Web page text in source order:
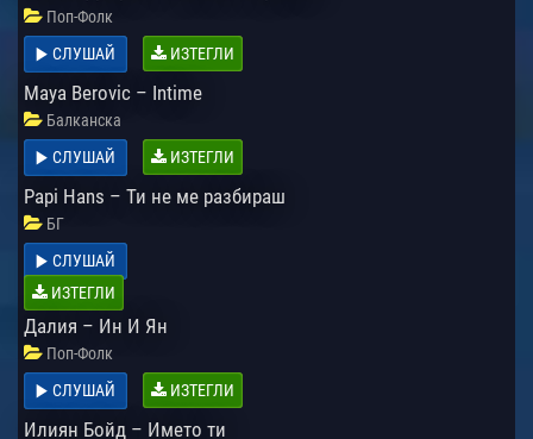
Поп-Фолк
СЛУШАЙ
ИЗТЕГЛИ
Maya Berovic – Intime
Балканска
СЛУШАЙ
ИЗТЕГЛИ
Papi Hans – Ти не ме разбираш
БГ
СЛУШАЙ
ИЗТЕГЛИ
Далия – Ин И Ян
Поп-Фолк
СЛУШАЙ
ИЗТЕГЛИ
Илиян Бойд – Името ти